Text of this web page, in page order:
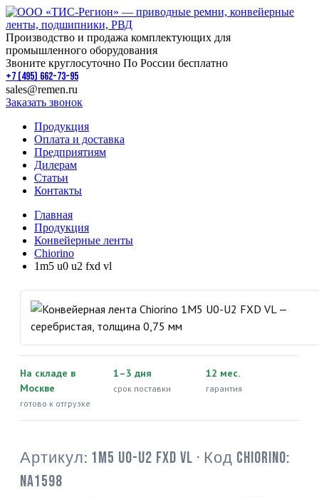
Производство и продажа комплектующих для
промышленного оборудования
Звоните круглосуточно По России бесплатно
+7 (495) 662-73-95
sales@remen.ru
Заказать звонок
Продукция
Оплата и доставка
Предприятиям
Дилерам
Статьи
Контакты
Главная
Продукция
Конвейерные ленты
Chiorino
1m5 u0 u2 fxd vl
На складе в
Москве
готово к отгрузке
1–3 дня
срок поставки
12 мес.
гарантия
Артикул: 1M5 U0-U2 FXD VL · Код Chiorino:
NA1598